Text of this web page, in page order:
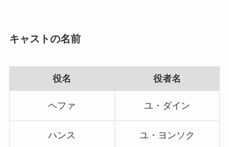
キャストの名前
役名 役者名
ヘファ ユ・ダイン
ハンス ユ・ヨンソク